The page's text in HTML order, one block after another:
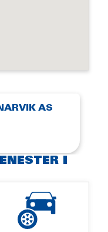
AS
I